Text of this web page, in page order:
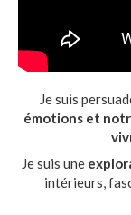
Je suis
émotions et
Je suis une
intérieurs,